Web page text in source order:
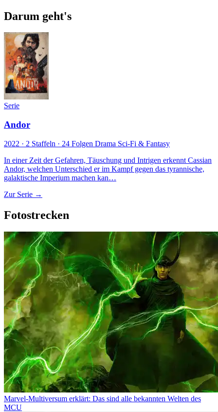
Darum geht's
Serie
Andor
2022 · 2 Staffeln · 24 Folgen Drama Sci-Fi & Fantasy
In einer Zeit der Gefahren, Täuschung und Intrigen erkennt Cassian
Andor, welchen Unterschied er im Kampf gegen das tyrannische,
galaktische Imperium machen kan…
Zur Serie →
Fotostrecken
Marvel-Multiversum erklärt: Das sind alle bekannten Welten des
MCU